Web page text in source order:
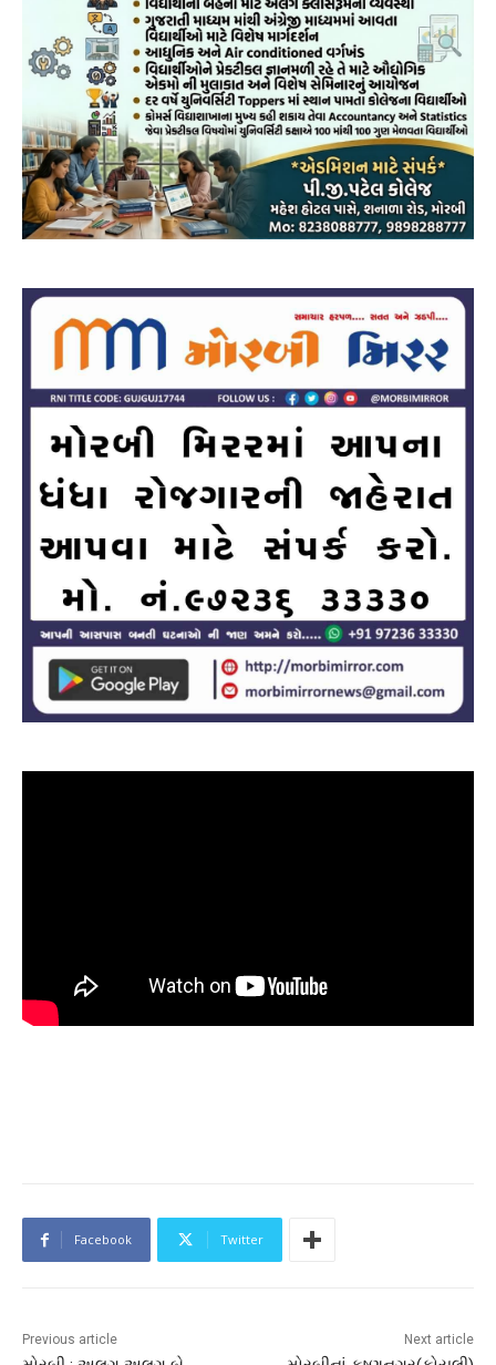
Facebook Twitter
Previous article Next article